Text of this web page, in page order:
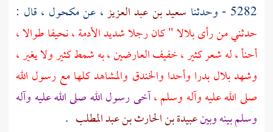
5282 - وحدثنا
سعيد بن عبد العزيز، عنمكحول ، قال :
حدثني من رأىبلالا" كان رجلا شديد الأدمة ، نحيفا طوالا ،
أحنأ ، له شعر كثير ، خفيف العارضين ، به شمط كثير ولا يغير ،
وشهد بلالبدرا وأحدا والخندق والمشاهد كلها مع رسول الله
صلى الله عليه وآله وسلم ،آخى رسول الله صلى الله عليه وآله
وسلم بينه وبينعبيدة بن الحارث بن عبد المطلب .